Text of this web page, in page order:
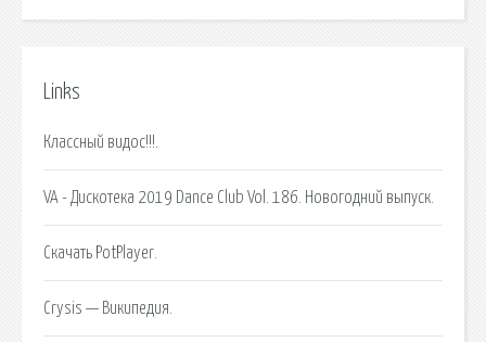
Links
Классный видос!!!.
VA - Дискотека 2019 Dance Club Vol. 186. Новогодний выпуск.
Скачать PotPlayer.
Crysis — Википедия.